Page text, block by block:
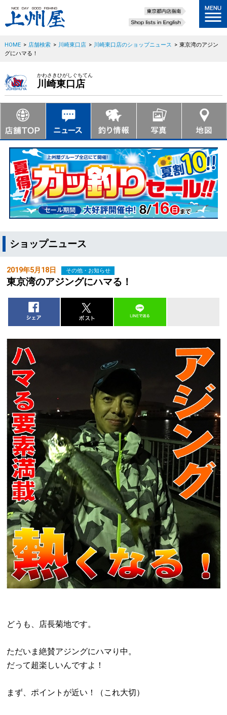
HOME > 店舗検索 > 川崎東口店 > 川崎東口店のショップニュース > 東京湾のアジン
グにハマる！
かわさきひがしぐちてん
川崎東口店
ショップニュース
2019年5月18日 その他・お知らせ
東京湾のアジングにハマる！
どうも、店長菊地です。
ただいま絶賛アジングにハマり中。
だって超楽しいんですよ！
まず、ポイントが近い！（これ大切）